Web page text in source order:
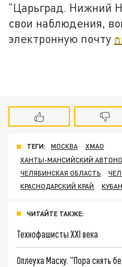
"Царьград. Нижний
свои наблюдения,
электронную почту
ТЕГИ: МОСКВА
ХМАО
ХАНТЫ-МАНСИЙСКИЙ
ЧЕЛЯБИНСКАЯ ОБЛАСТЬ
КРАСНОДАРСКИЙ КРАЙ
ЧИТАЙТЕ ТАКЖЕ:
Технофашисты XXI века
Оплеуха Маску. "Пора снять